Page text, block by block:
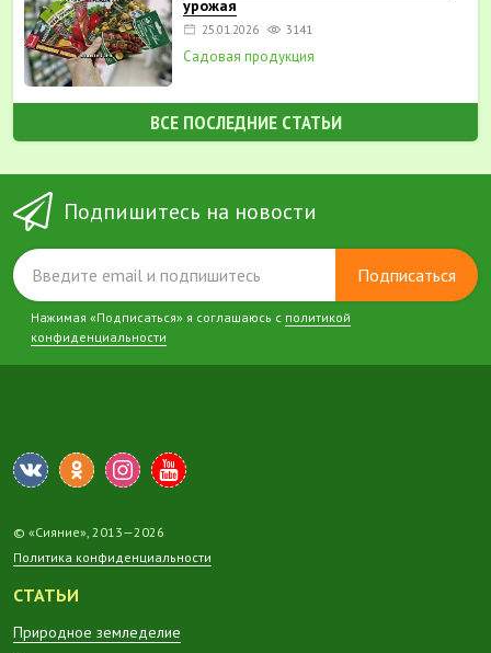
урожая
25.01.2026 3141
Садовая продукция
ВСЕ ПОСЛЕДНИЕ СТАТЬИ
Подпишитесь на новости
Подписаться
Нажимая «Подписаться» я соглашаюсь с политикой
конфиденциальности
© «Сияние», 2013—2026
Политика конфиденциальности
СТАТЬИ
Природное земледелие